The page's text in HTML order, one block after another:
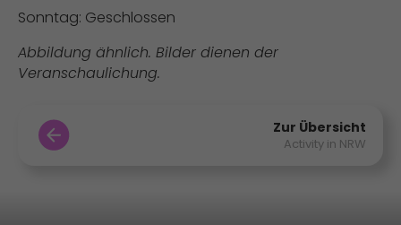
Sonntag: Geschlossen
Abbildung ähnlich. Bilder dienen der
Veranschaulichung.
Zur Übersicht
Activity in NRW